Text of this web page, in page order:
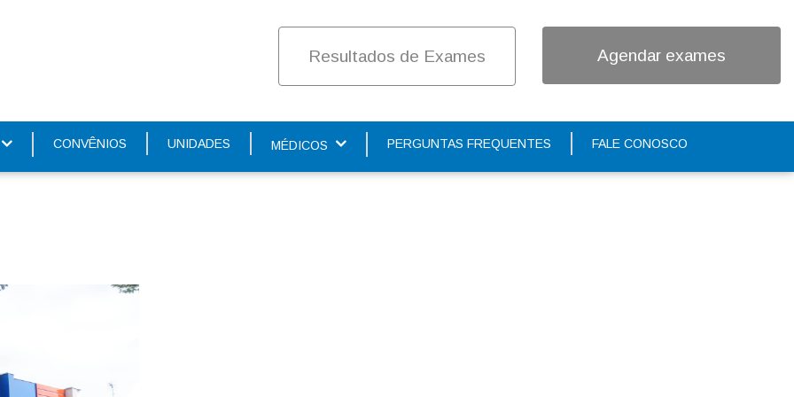
Resultados de Exames Agendar exames
CONVÊNIOS UNIDADES MÉDICOS PERGUNTAS FREQUENTES FALE CONOSCO